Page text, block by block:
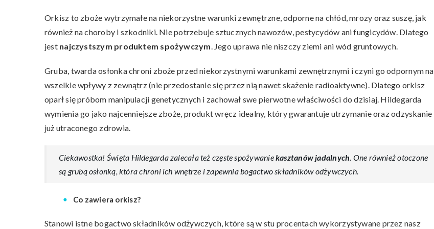
Orkisz to zboże wytrzymałe na niekorzystne warunki zewnętrzne, odporne na chłód, mrozy oraz suszę, jak
również na choroby i szkodniki. Nie potrzebuje sztucznych nawozów, pestycydów ani fungicydów. Dlatego
jest najczystszym produktem spożywczym. Jego uprawa nie niszczy ziemi ani wód gruntowych.
Gruba, twarda osłonka chroni zboże przed niekorzystnymi warunkami zewnętrznymi i czyni go odpornym na
wszelkie wpływy z zewnątrz (nie przedostanie się przez nią nawet skażenie radioaktywne). Dlatego orkisz
oparł się próbom manipulacji genetycznych i zachował swe pierwotne właściwości do dzisiaj. Hildegarda
wymienia go jako najcenniejsze zboże, produkt wręcz idealny, który gwarantuje utrzymanie oraz odzyskanie
już utraconego zdrowia.
Ciekawostka! Święta Hildegarda zalecała też częste spożywaniekasztanów jadalnych. One również otoczone
są grubą osłonką, która chroni ich wnętrze i zapewnia bogactwo składników odżywczych.
Co zawiera orkisz?
Stanowi istne bogactwo składników odżywczych, które są w stu procentach wykorzystywane przez nasz